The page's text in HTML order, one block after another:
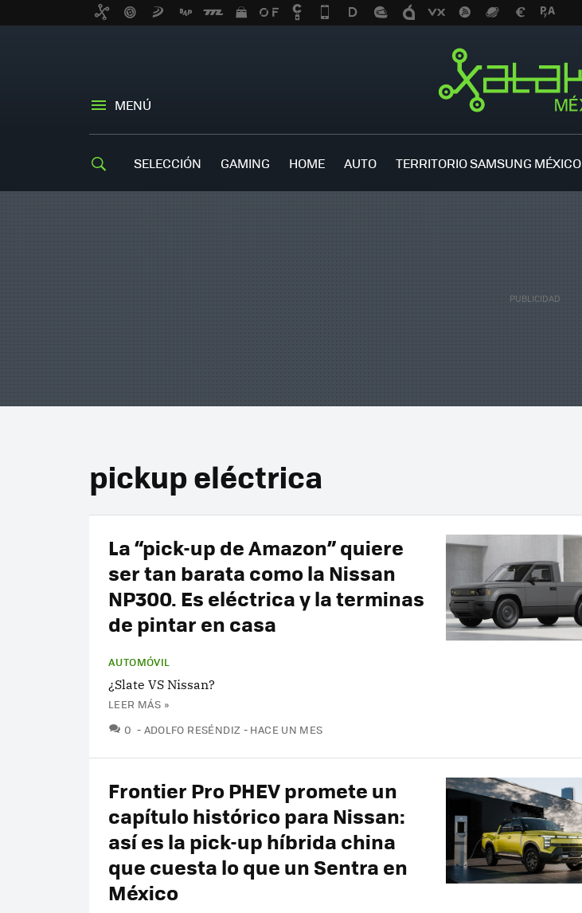
MENÚ
SELECCIÓN GAMING HOME AUTO TERRITORIO SAMSUNG MÉXICO
pickup eléctrica
La “pick-up de Amazon” quiere
ser tan barata como la Nissan
NP300. Es eléctrica y la terminas
de pintar en casa
AUTOMÓVIL
¿Slate VS Nissan?
LEER MÁS »
0 COMENTARIOS
ADOLFO RESÉNDIZ HACE UN MES
Frontier Pro PHEV promete un
capítulo histórico para Nissan:
así es la pick-up híbrida china
que cuesta lo que un Sentra en
México